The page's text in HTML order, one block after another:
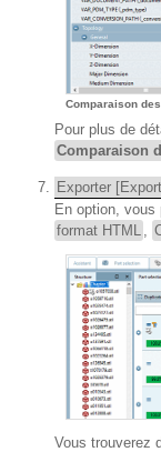
Comparaison
Pour plus de
Comparaison
Exporter
En option,
format HTML ,
Vous trouverez